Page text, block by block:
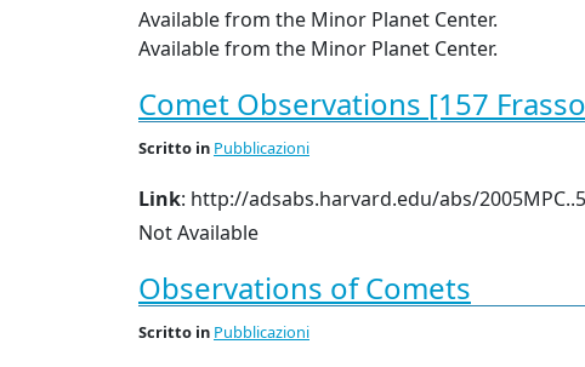
Available from the Minor Planet Center.
Available from the Minor Planet Center.
Comet Observations [157
Scritto in Pubblicazioni
Link: http://adsabs.harvard.edu/abs/
Not Available
Observations of Comets
Scritto in Pubblicazioni